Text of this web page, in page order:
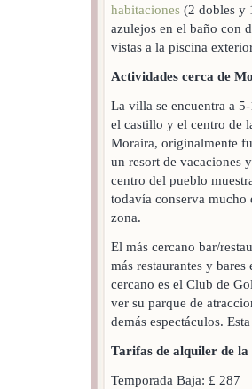
habitaciones (2 dobles y
azulejos en el baño con
vistas a la piscina
Actividades cerca de
La villa se encuentra a
el castillo y el centro de
Moraira, originalmente
un resort de vacaciones
centro del pueblo
todavía conserva
zona.
El más cercano bar/
más restaurantes y
cercano es el Club de
ver su parque de
demás espectáculos.
Tarifas de alquiler de
Temporada Baja: £ 287